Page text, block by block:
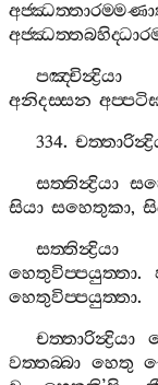
පඤ‍්චින්‍ද්‍රියා
අනිදස‍්සන
334.
සත‍්තින්‍ද්‍රියා
සියා සහෙතුකා,
සත‍්තින්‍ද්‍රියා
හෙතුවිප‍්පයුත‍්තා.
හෙතුවිප‍්පයුත‍්තා.
චත‍්තාරින්‍ද්‍රියා
වත‍්තබ‍්බා හෙතු